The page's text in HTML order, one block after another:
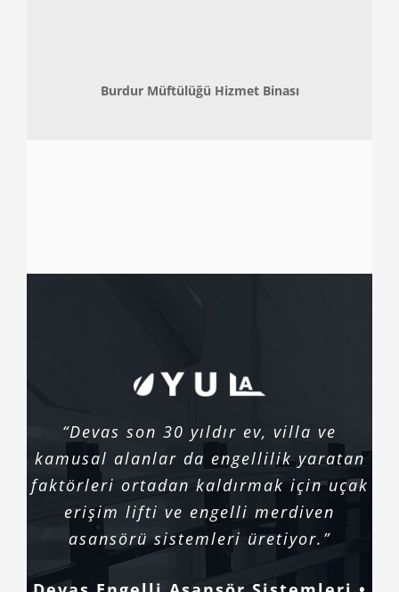
Burdur Müftülüğü Hizmet Binası
“Devas son 30 yıldır ev, villa ve
kamusal alanlar da engellilik yaratan
faktörleri ortadan kaldırmak için uçak
erişim lifti ve engelli merdiven
asansörü sistemleri üretiyor.”